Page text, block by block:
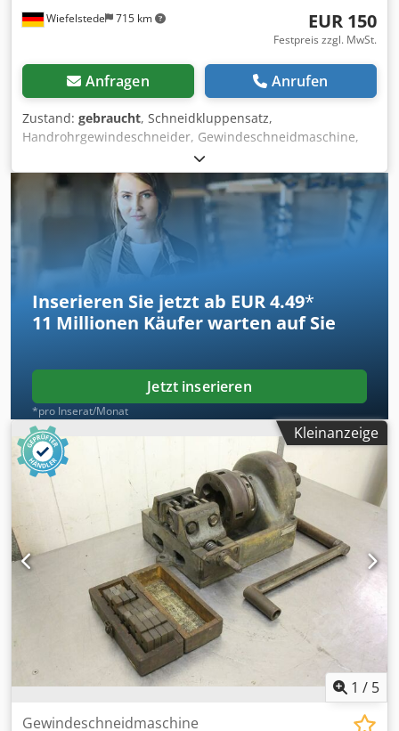
Wiefelstede 715 km EUR 150
Festpreis zzgl. MwSt.
Anfragen Anrufen
Zustand: gebraucht, Schneidkluppensatz,
Handrohrgewindeschneider, Gewindeschneidmaschine,
Rohrgewinde-Schneider, Rohrgewindeschneider,
Schneidkopf -für Rohrgröße: max. 3/4" Zoll -5x
Schneidkuppen: 1/8",1/4",3/8",1/2",3/4" -Anzahl: 1x Sätze
vorhanden Crodechmdlepfx Am Ref -Preis: pro Satz -
Abmessungen: 645/100/H70 mm -Gewicht: 5 kg
Inserieren Sie jetzt ab EUR 4.49*
11 Millionen Käufer warten auf Sie
Jetzt inserieren
*pro Inserat/Monat
Kleinanzeige
1 / 5
Gewindeschneidmaschine